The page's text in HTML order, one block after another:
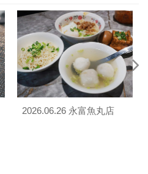
2026.06.26 永富魚丸店